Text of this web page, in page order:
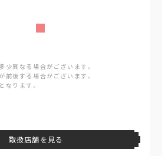
少異なる場合がございます。
前後する場合がございます。
なります。
取扱店舗を見る